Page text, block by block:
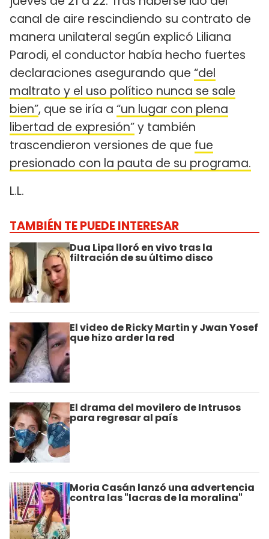
canal de aire rescindiendo su contrato de
manera unilateral según explicó Liliana
Parodi, el conductor había hecho fuertes
declaraciones asegurando que “del
maltrato y el uso político nunca se sale
bien”, que se iría a “un lugar con plena
libertad de expresión”y también
trascendieron versiones de que fue
presionado con la pauta de su programa.
L.L.
TAMBIÉN TE PUEDE INTERESAR
Dua Lipa lloró en vivo tras la
filtración de su último disco
El video de Ricky Martin y Jwan Yosef
que hizo arder la red
El drama del movilero de Intrusos
para regresar al país
Moria Casán lanzó una advertencia
contra las "lacras de la moralina"